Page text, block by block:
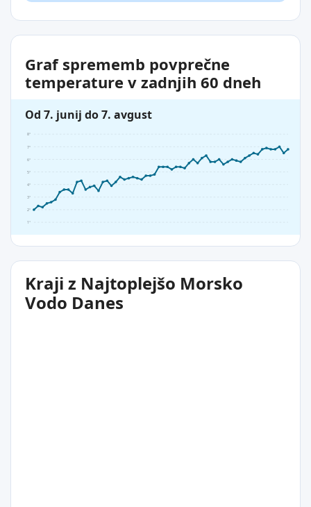
Graf sprememb povprečne
temperature v zadnjih 60 dneh
Od 7. junij do 7. avgust
1°
2°
3°
4°
5°
6°
7°
8°
Kraji z Najtoplejšo Morsko
Vodo Danes